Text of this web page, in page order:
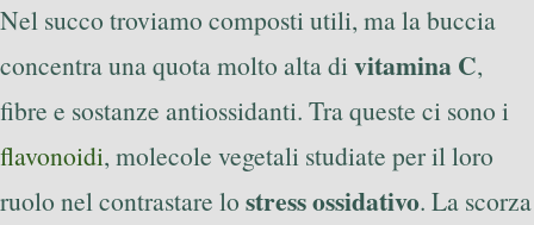
Nel succo troviamo composti utili, ma la buccia
concentra una quota molto alta divitamina C,
fibre e sostanze antiossidanti. Tra queste ci sono i
flavonoidi, molecole vegetali studiate per il loro
ruolo nel contrastare lo stress ossidativo. La scorza